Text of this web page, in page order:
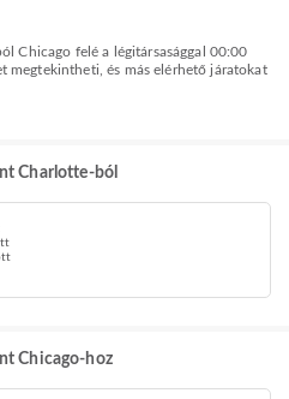
megtekintheti, és más elérhető járatokat
Charlotte-ból
Chicago-hoz